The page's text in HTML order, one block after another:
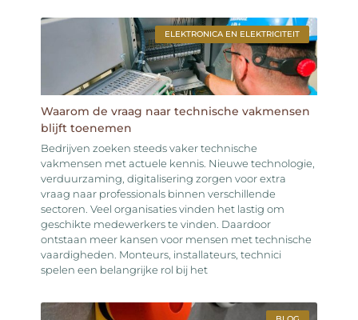
ELEKTRONICA EN ELEKTRICITEIT
Waarom de vraag naar technische vakmensen
blijft toenemen
Bedrijven zoeken steeds vaker technische
vakmensen met actuele kennis. Nieuwe technologie,
verduurzaming, digitalisering zorgen voor extra
vraag naar professionals binnen verschillende
sectoren. Veel organisaties vinden het lastig om
geschikte medewerkers te vinden. Daardoor
ontstaan meer kansen voor mensen met technische
vaardigheden. Monteurs, installateurs, technici
spelen een belangrijke rol bij het